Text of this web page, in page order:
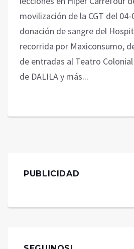
movilización de la CGT del
donación de sangre del
recorrida por Maxiconsumo,
de entradas al Teatro
de DALILA y más...
PUBLICIDAD